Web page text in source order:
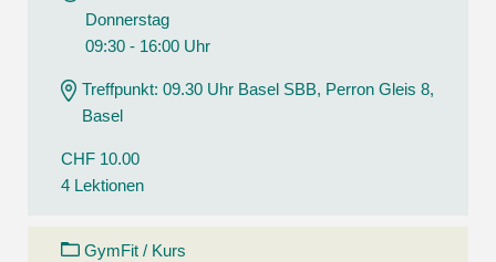
Donnerstag
09:30 - 16:00 Uhr
Treffpunkt: 09.30 Uhr Basel SBB, Perron Gleis 8,
Basel
CHF 10.00
4 Lektionen
GymFit / Kurs